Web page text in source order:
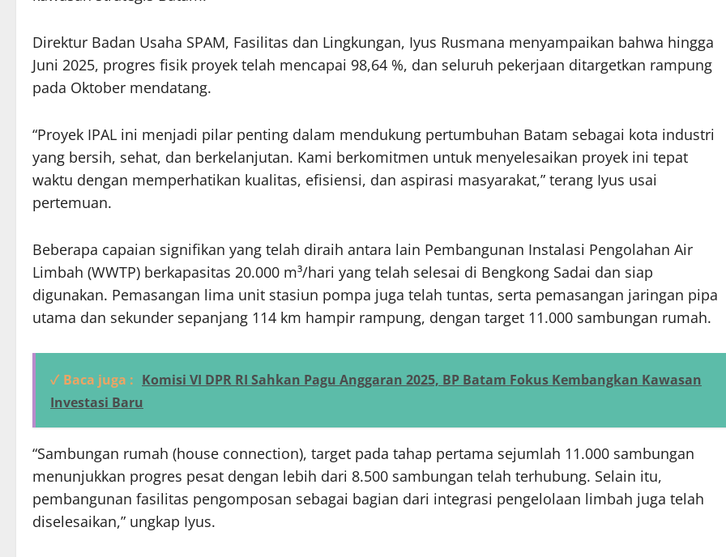
Direktur Badan Usaha SPAM, Fasilitas dan Lingkungan, Iyus Rusmana menyampaikan bahwa hingga
Juni 2025, progres fisik proyek telah mencapai 98,64 %, dan seluruh pekerjaan ditargetkan rampung
pada Oktober mendatang.
“Proyek IPAL ini menjadi pilar penting dalam mendukung pertumbuhan Batam sebagai kota industri
yang bersih, sehat, dan berkelanjutan. Kami berkomitmen untuk menyelesaikan proyek ini tepat
waktu dengan memperhatikan kualitas, efisiensi, dan aspirasi masyarakat,” terang Iyus usai
pertemuan.
Beberapa capaian signifikan yang telah diraih antara lain Pembangunan Instalasi Pengolahan Air
Limbah (WWTP) berkapasitas 20.000 m³/hari yang telah selesai di Bengkong Sadai dan siap
digunakan. Pemasangan lima unit stasiun pompa juga telah tuntas, serta pemasangan jaringan pipa
utama dan sekunder sepanjang 114 km hampir rampung, dengan target 11.000 sambungan rumah.
✓ Baca juga : Komisi VI DPR RI Sahkan Pagu Anggaran 2025, BP Batam Fokus Kembangkan Kawasan
Investasi Baru
“Sambungan rumah (house connection), target pada tahap pertama sejumlah 11.000 sambungan
menunjukkan progres pesat dengan lebih dari 8.500 sambungan telah terhubung. Selain itu,
pembangunan fasilitas pengomposan sebagai bagian dari integrasi pengelolaan limbah juga telah
diselesaikan,” ungkap Iyus.